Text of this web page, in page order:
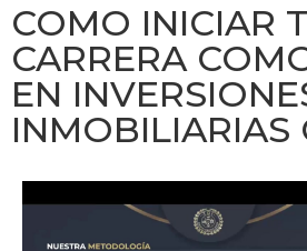
COMO INICIAR
CARRERA
EN
INMOBILIARIAS